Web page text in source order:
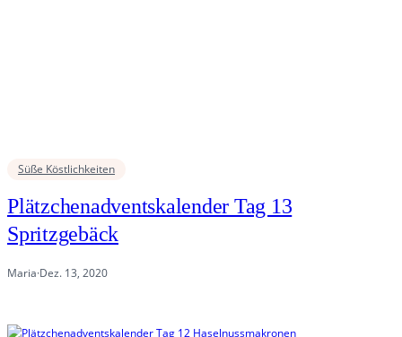
Süße Köstlichkeiten
Plätzchenadventskalender Tag 13
Spritzgebäck
Maria·Dez. 13, 2020